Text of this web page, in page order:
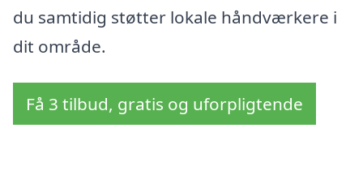
du samtidig støtter lokale håndværkere i
dit område.
Få 3 tilbud, gratis og uforpligtende